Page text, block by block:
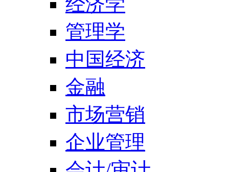
管理学
中国经济
金融
市场营销
企业管理